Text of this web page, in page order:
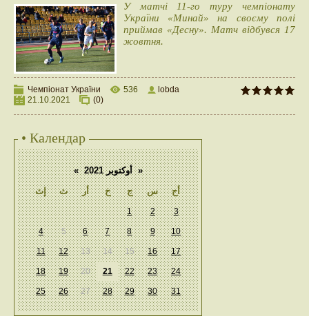
У матчі 11-го туру чемпіонату
України «Минай» на своєму полі
приймав «Десну». Матч відбувся 17
жовтня.
Чемпіонат України 536
lobda
21.10.2021
(0)
• Календар
« أوكتوبر 2021
»
إث
ث أر خ ج س أح
1 2 3
4 5 6 7 8 9 10
11 12 13 14 15 16 17
18 19 20 21 22 23 24
25 26 27 28 29 30 31